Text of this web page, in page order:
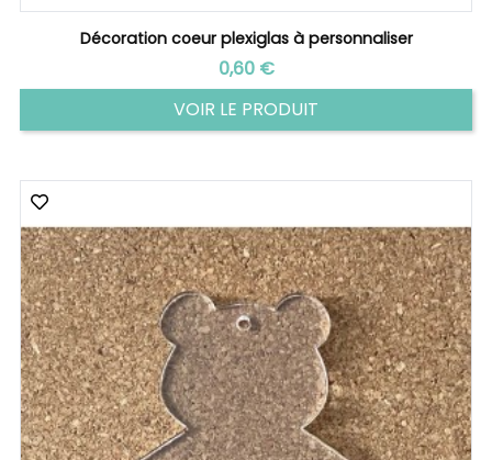
Décoration coeur plexiglas à personnaliser
Prix
0,60 €
VOIR LE PRODUIT